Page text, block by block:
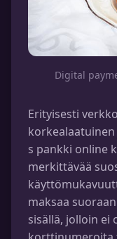
Digital
Erityisesti
s pankki online
merkittävää
maksaa
sisällä, jolloin ei